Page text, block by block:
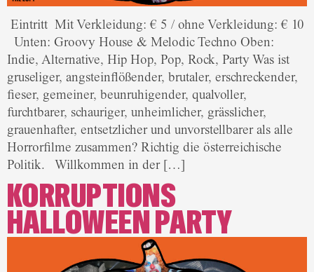
Eintritt Mit Verkleidung: € 5 / ohne Verkleidung: € 10
Unten: Groovy House & Melodic Techno Oben:
Indie, Alternative, Hip Hop, Pop, Rock, Party Was ist
gruseliger, angsteinflößender, brutaler, erschreckender,
fieser, gemeiner, beunruhigender, qualvoller,
furchtbarer, schauriger, unheimlicher, grässlicher,
grauenhafter, entsetzlicher und unvorstellbarer als alle
Horrorfilme zusammen? Richtig die österreichische
Politik. Willkommen in der […]
KORRUPTIONS
HALLOWEEN PARTY